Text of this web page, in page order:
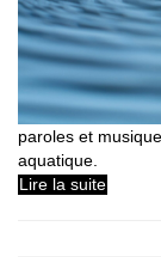
paroles et
aquatique.
Lire la suite